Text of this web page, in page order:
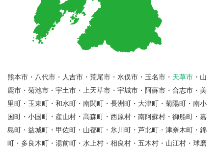
熊本市・八代市・人吉市・荒尾市・水俣市・玉名市・ 天草市 ・山
鹿市・菊池市・宇土市・上天草市・宇城市・阿蘇市・合志市・美
里町・玉東町・和水町・南関町・長洲町・大津町・菊陽町・南小
国町・小国町・産山村・高森町・西原村・南阿蘇村・御船町・嘉
島町・益城町・甲佐町・山都町・氷川町・芦北町・津奈木町・錦
町・多良木町・湯前町・水上村・相良村・五木村・山江村・球磨